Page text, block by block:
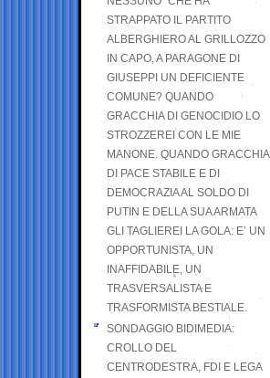
STRAPPATO IL PARTITO
ALBERGHIERO AL GRILLOZZO
IN CAPO, A PARAGONE DI
GIUSEPPI UN DEFICIENTE
COMUNE? QUANDO
GRACCHIA DI GENOCIDIO LO
STROZZEREI CON LE MIE
MANONE. QUANDO GRACCHIA
DI PACE STABILE E DI
DEMOCRAZIA AL SOLDO DI
PUTIN E DELLA SUA ARMATA
GLI TAGLIEREI LA GOLA: E’ UN
OPPORTUNISTA, UN
INAFFIDABILE, UN
TRASVERSALISTA E
TRASFORMISTA BESTIALE.
SONDAGGIO BIDIMEDIA:
CROLLO DEL
CENTRODESTRA, FDI E LEGA